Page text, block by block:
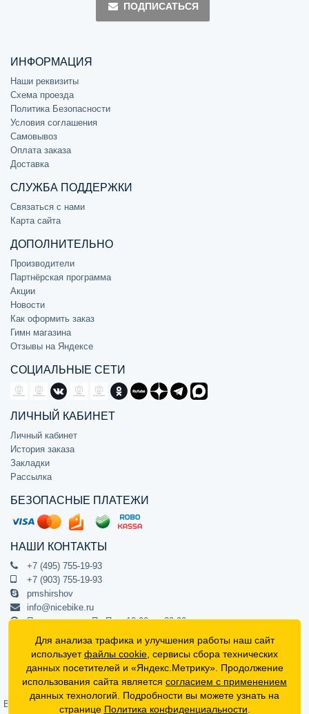
ПОДПИСАТЬСЯ
ИНФОРМАЦИЯ
Наши реквизиты
Схема проезда
Политика Безопасности
Условия соглашения
Самовывоз
Оплата заказа
Доставка
СЛУЖБА ПОДДЕРЖКИ
Связаться с нами
Карта сайта
ДОПОЛНИТЕЛЬНО
Производители
Партнёрская программа
Акции
Новости
Как оформить заказ
Гимн магазина
Отзывы на Яндексе
СОЦИАЛЬНЫЕ СЕТИ
ЛИЧНЫЙ КАБИНЕТ
Личный кабинет
История заказа
Закладки
Рассылка
БЕЗОПАСНЫЕ ПЛАТЕЖИ
НАШИ КОНТАКТЫ
+7 (495) 755-19-93
+7 (903) 755-19-93
pmshirshov
info@nicebike.ru
Прием звонков Пн-Пт с 10:00 до 20:00
ПВЗ Пн-Пт с 10:00 до 20:00
г. Москва, ул. Барклая 13с1
подъезд 1, цокольный этаж, офис 1
Официальный интернет-магазин NiceBike © 2012 - 2026
Вся информация на сайте носит ознакомительный характер, не
Для анализа трафика и улучшения работы наш сайт
используетфайлы cookie , сервисы сбора технических
данных посетителей и «Яндекс.Метрику». Продолжение
использования сайта является согласием с применением
данных технологий. Подробности вы можете узнать на
странице Политика конфиденциальности